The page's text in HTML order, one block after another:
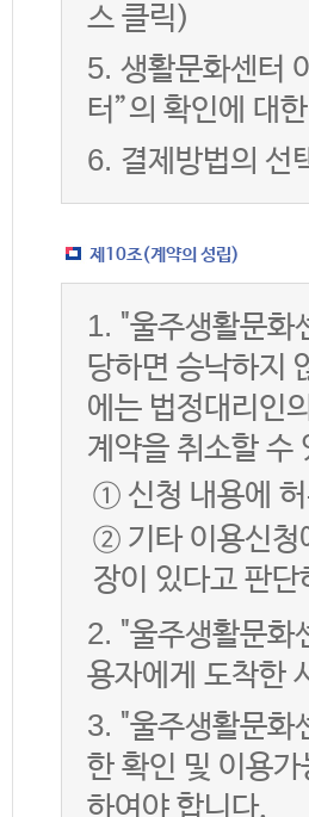
스 클릭)
5. 생활문화센터
터”의 확인에 대
6. 결제방법의 선
제10조(계약의 성립)
1. "울주생활문화
당하면 승낙하지
에는 법정대리인
계약을 취소할 수
① 신청 내용에
② 기타 이용신청
장이 있다고 판단
2. "울주생활문화
용자에게 도착한
3. "울주생활문화
한 확인 및 이용
하여야 합니다.